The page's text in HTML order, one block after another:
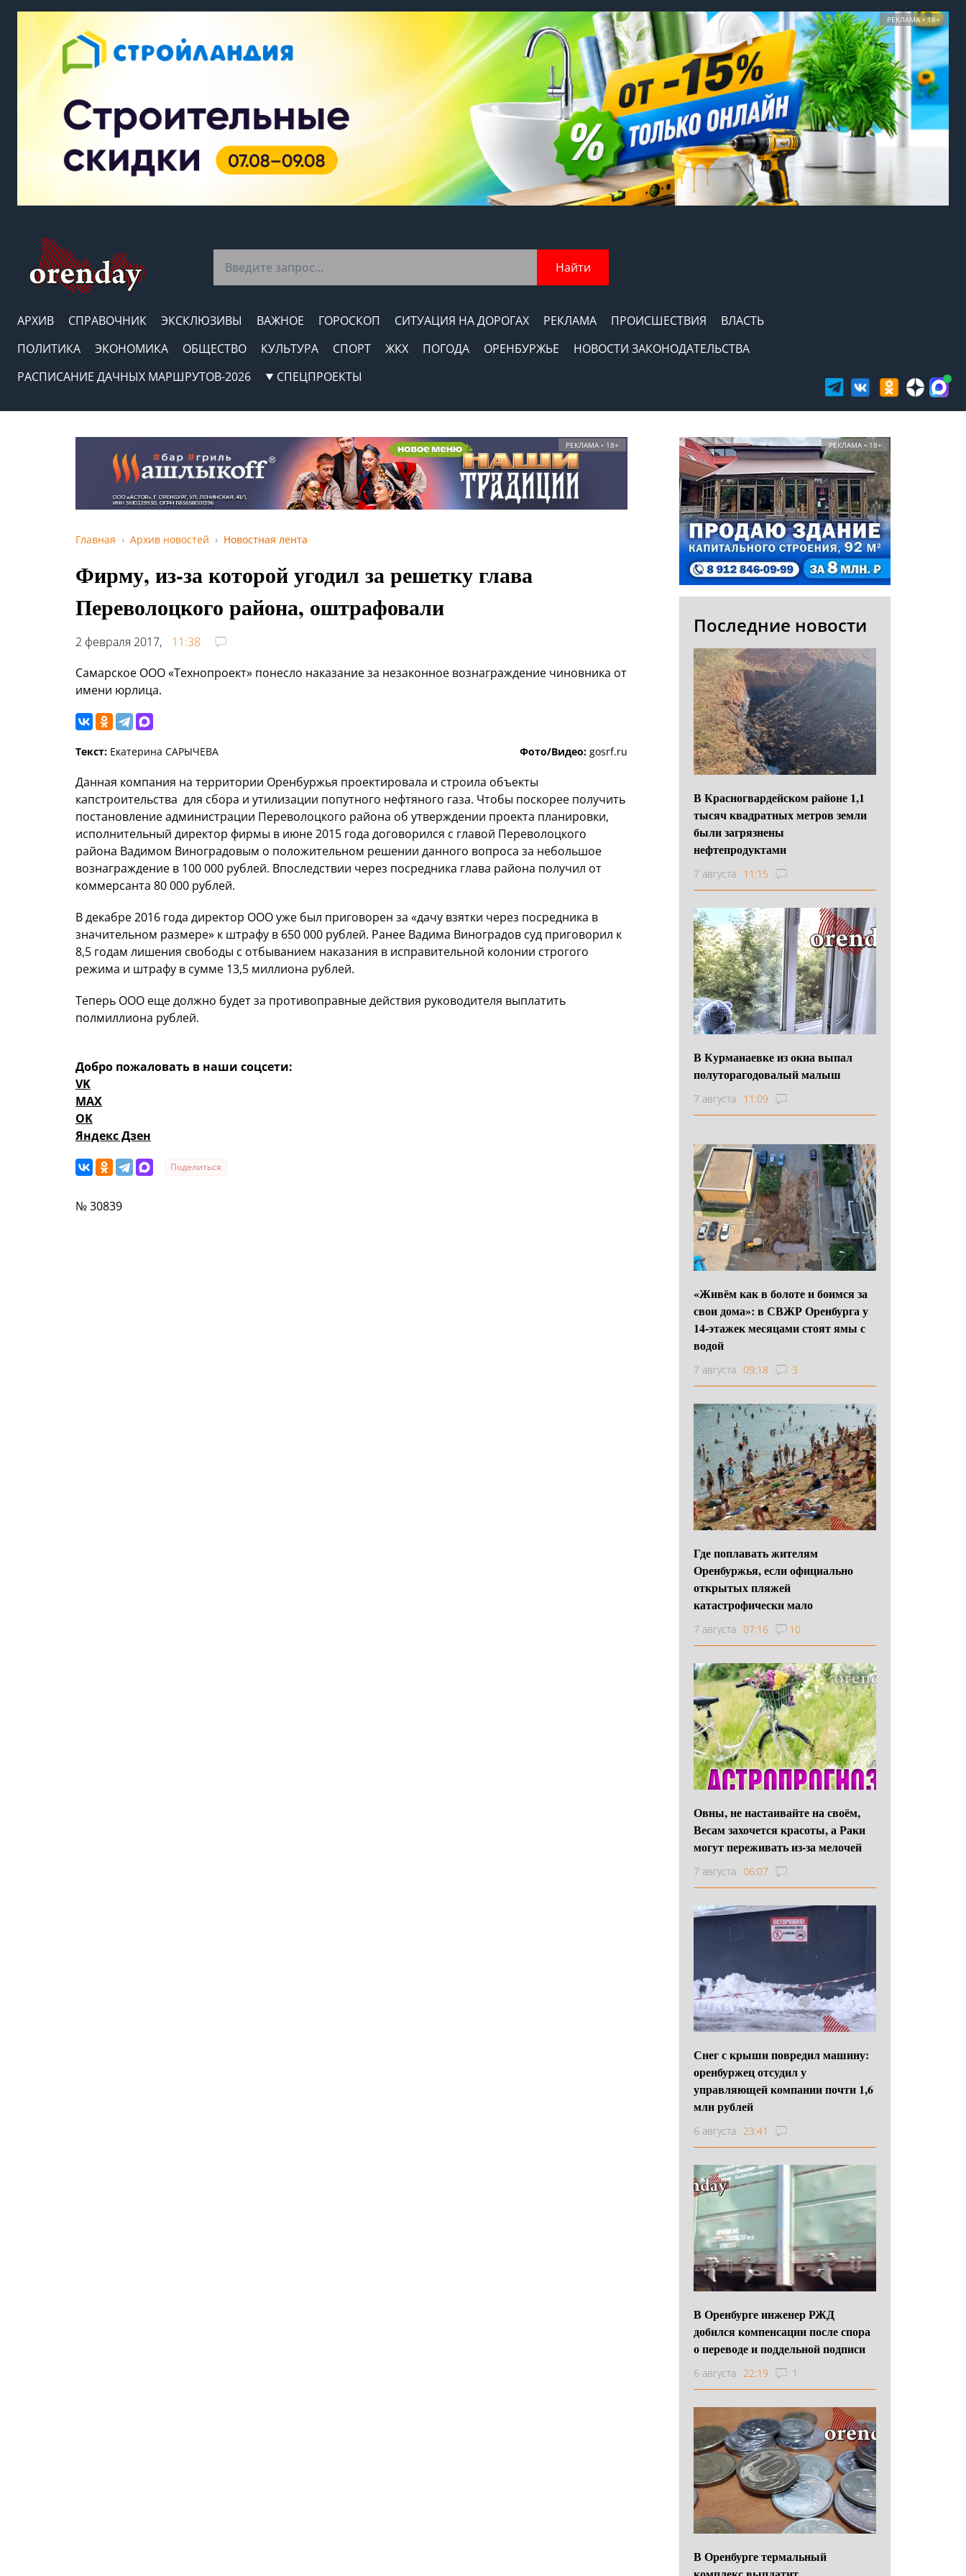
РЕКЛАМА • 18+
Найти
АРХИВ СПРАВОЧНИК ЭКСКЛЮЗИВЫ ВАЖНОЕ ГОРОСКОП СИТУАЦИЯ НА ДОРОГАХ РЕКЛАМА ПРОИСШЕСТВИЯ
ВЛАСТЬ
ПОЛИТИКА
ЭКОНОМИКА ОБЩЕСТВО КУЛЬТУРА СПОРТ ЖКХ ПОГОДА ОРЕНБУРЖЬЕ
НОВОСТИ ЗАКОНОДАТЕЛЬСТВА
РАСПИСАНИЕ ДАЧНЫХ МАРШРУТОВ-2026
СПЕЦПРОЕКТЫ
РЕКЛАМА • 18+
Главная Архив новостей Новостная лента
Фирму, из-за которой угодил за решетку глава
Переволоцкого района, оштрафовали
2 февраля 2017,
11:38
Самарское ООО «Технопроект» понесло наказание за незаконное вознаграждение чиновника от
имени юрлица.
Текст: Екатерина САРЫЧЕВА Фото/Видео: gosrf.ru
Данная компания на территории Оренбуржья проектировала и строила объекты
капстроительства для сбора и утилизации попутного нефтяного газа. Чтобы поскорее получить
постановление администрации Переволоцкого района об утверждении проекта планировки,
исполнительный директор фирмы в июне 2015 года договорился с главой Переволоцкого
района Вадимом Виноградовым о положительном решении данного вопроса за небольшое
вознаграждение в 100 000 рублей. Впоследствии через посредника глава района получил от
коммерсанта 80 000 рублей.
В декабре 2016 года директор ООО уже был приговорен за «дачу взятки через посредника в
значительном размере» к штрафу в 650 000 рублей. Ранее Вадима Виноградов суд приговорил к
8,5 годам лишения свободы с отбыванием наказания в исправительной колонии строгого
режима и штрафу в сумме 13,5 миллиона рублей.
Теперь ООО еще должно будет за противоправные действия руководителя выплатить
полмиллиона рублей.
Добро пожаловать в наши соцсети:
VK
MAX
OK
Яндекс Дзен
Поделиться
№ 30839
РЕКЛАМА • 18+
Последние новости
В Красногвардейском районе 1,1
тысяч квадратных метров земли
были загрязнены
нефтепродуктами
7 августа 11:15
В Курманаевке из окна выпал
полуторагодовалый малыш
7 августа 11:09
«Живём как в болоте и боимся за
свои дома»: в СВЖР Оренбурга у
14-этажек месяцами стоят ямы с
водой
7 августа 09:18 3
Где поплавать жителям
Оренбуржья, если официально
открытых пляжей
катастрофически мало
7 августа 07:16 10
Овны, не настаивайте на своём,
Весам захочется красоты, а Раки
могут переживать из-за мелочей
7 августа 06:07
Снег с крыши повредил машину:
оренбуржец отсудил у
управляющей компании почти 1,6
млн рублей
6 августа 23:41
В Оренбурге инженер РЖД
добился компенсации после спора
о переводе и поддельной подписи
6 августа 22:19 1
В Оренбурге термальный